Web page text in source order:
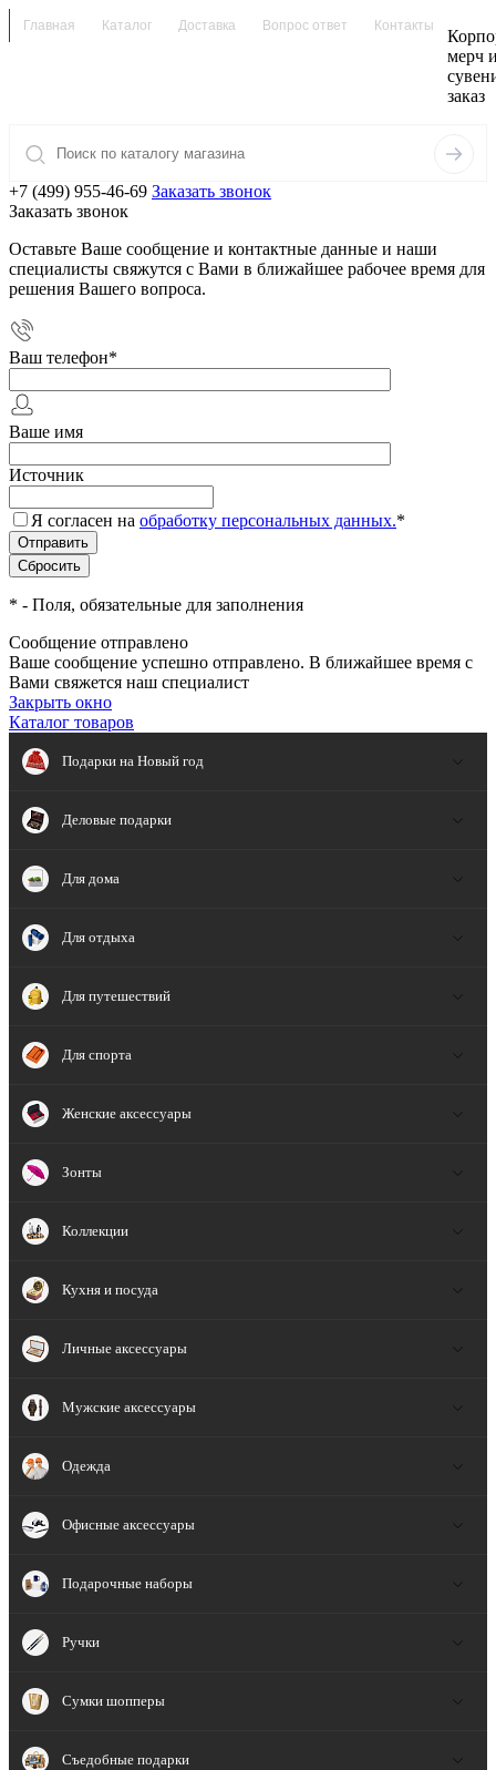
Главная Каталог Доставка Вопрос ответ Контакты
мерч
заказ
+7 (499) 955-46-69 Заказать звонок
Заказать звонок
Оставьте Ваше сообщение и контактные данные и наши
специалисты свяжутся с Вами в ближайшее рабочее время для
решения Вашего вопроса.
Ваш телефон*
Ваше имя
Источник
Я согласен на обработку персональных данных.*
* - Поля, обязательные для заполнения
Сообщение отправлено
Ваше сообщение успешно отправлено. В ближайшее время с
Вами свяжется наш специалист
Закрыть окно
Каталог товаров
Подарки на Новый год
Деловые подарки
Для дома
Для отдыха
Для путешествий
Для спорта
Женские аксессуары
Зонты
Коллекции
Кухня и посуда
Личные аксессуары
Мужские аксессуары
Одежда
Офисные аксессуары
Подарочные наборы
Ручки
Сумки шопперы
Съедобные подарки